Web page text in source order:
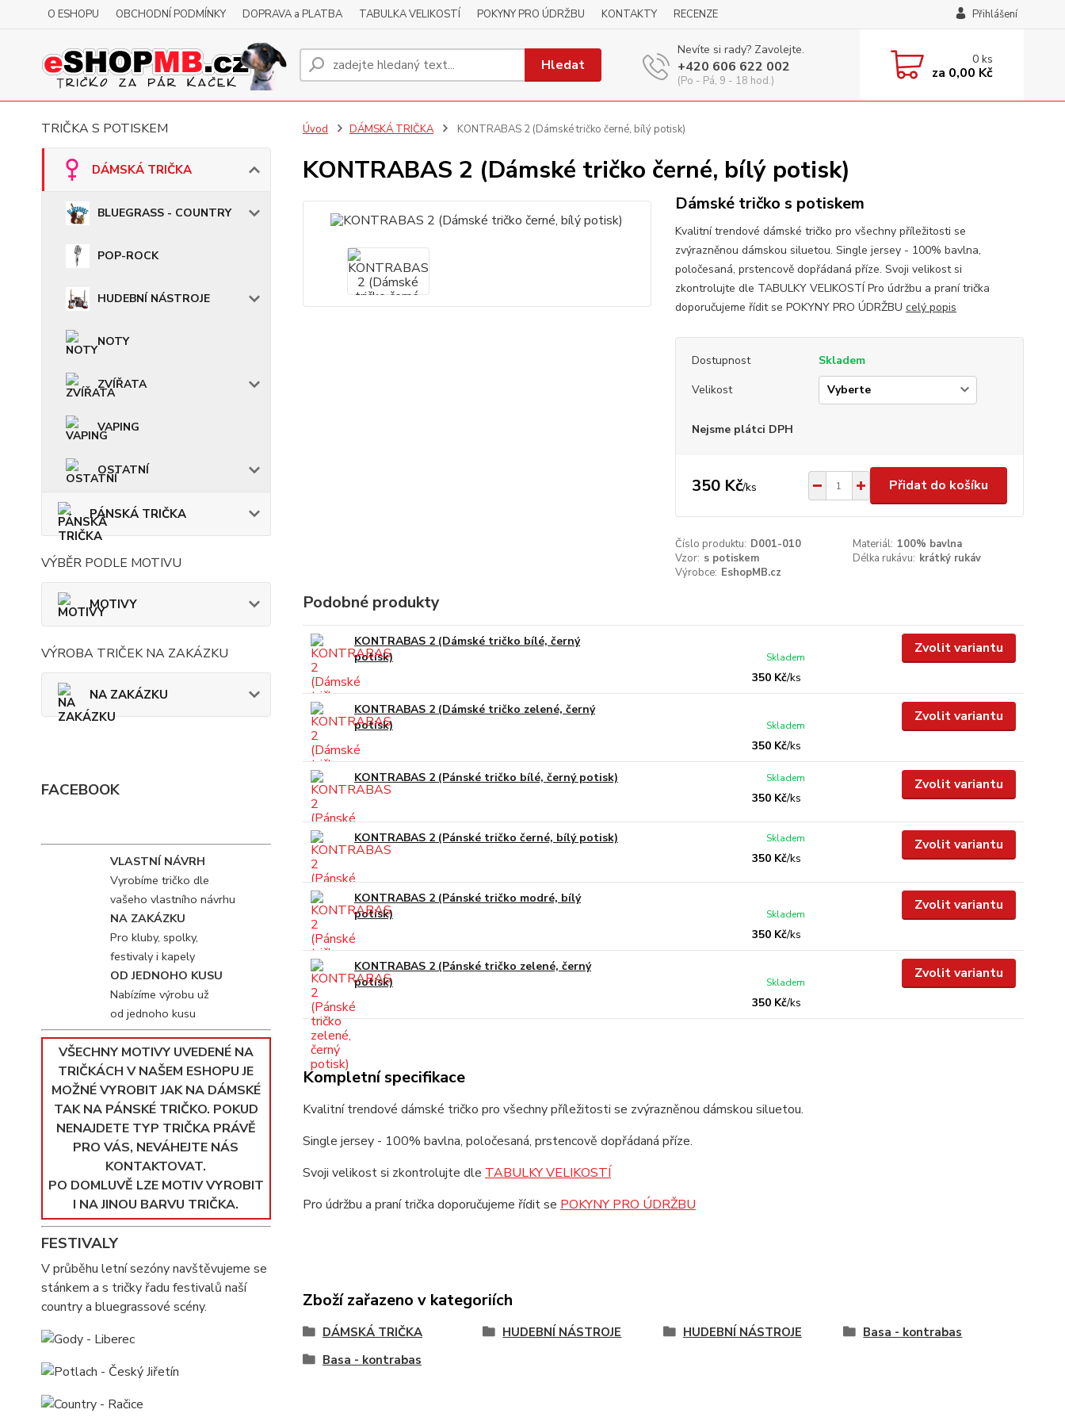
O ESHOPU OBCHODNÍ PODMÍNKY DOPRAVA a PLATBA TABULKA VELIKOSTÍ POKYNY PRO ÚDRŽBU KONTAKTY RECENZE Přihlášení
Hledat
Nevíte si rady? Zavolejte.
+420 606 622 002
(Po - Pá, 9 - 18 hod.)
0ks
za 0,00 Kč
TRIČKA S POTISKEM
DÁMSKÁ TRIČKA
BLUEGRASS - COUNTRY
POP-ROCK
HUDEBNÍ NÁSTROJE
NOTY
ZVÍŘATA
VAPING
OSTATNÍ
PÁNSKÁ TRIČKA
VÝBĚR PODLE MOTIVU
MOTIVY
VÝROBA TRIČEK NA ZAKÁZKU
NA ZAKÁZKU
FACEBOOK
VLASTNÍ NÁVRH
Vyrobíme tričko dle
vašeho vlastního návrhu
NA ZAKÁZKU
Pro kluby, spolky,
festivaly i kapely
OD JEDNOHO KUSU
Nabízíme výrobu už
od jednoho kusu
VŠECHNY MOTIVY UVEDENÉ NA
TRIČKÁCH V NAŠEM ESHOPU JE
MOŽNÉ VYROBIT JAK NA DÁMSKÉ
TAK NA PÁNSKÉ TRIČKO. POKUD
NENAJDETE TYP TRIČKA PRÁVĚ
PRO VÁS, NEVÁHEJTE NÁS
KONTAKTOVAT.
PO DOMLUVĚ LZE MOTIV VYROBIT
I NA JINOU BARVU TRIČKA.
FESTIVALY
V průběhu letní sezóny navštěvujeme se
stánkem a s tričky řadu festivalů naší
country a bluegrassové scény.
Úvod DÁMSKÁ TRIČKA KONTRABAS 2 (Dámské tričko černé, bílý potisk)
KONTRABAS 2 (Dámské tričko černé, bílý potisk)
Dámské tričko s potiskem
Kvalitní trendové dámské tričko pro všechny příležitosti se
zvýrazněnou dámskou siluetou. Single jersey - 100% bavlna,
poločesaná, prstencově dopřádaná příze. Svoji velikost si
zkontrolujte dle TABULKY VELIKOSTÍ Pro údržbu a praní trička
doporučujeme řídit se POKYNY PRO ÚDRŽBU celý popis
Dostupnost
Skladem
Velikost
Nejsme plátci DPH
350 Kč/ks Přidat do košíku
Číslo produktu: D001-010 Materiál: 100% bavlna
Vzor: s potiskem Délka rukávu: krátký rukáv
Výrobce: EshopMB.cz
Podobné produkty
KONTRABAS 2 (Dámské tričko bílé, černý
potisk)
350 Kč/ks
Skladem
Zvolit variantu
KONTRABAS 2 (Dámské tričko zelené, černý
potisk)
350 Kč/ks
Skladem
Zvolit variantu
KONTRABAS 2 (Pánské tričko bílé, černý potisk)
350 Kč/ks
Skladem Zvolit variantu
KONTRABAS 2 (Pánské tričko černé, bílý potisk)
350 Kč/ks
Skladem Zvolit variantu
KONTRABAS 2 (Pánské tričko modré, bílý
potisk)
350 Kč/ks
Skladem
Zvolit variantu
KONTRABAS 2 (Pánské tričko zelené, černý
potisk)
350 Kč/ks
Skladem
Zvolit variantu
Kompletní specifikace
Kvalitní trendové dámské tričko pro všechny příležitosti se zvýrazněnou dámskou siluetou.
Single jersey - 100% bavlna, poločesaná, prstencově dopřádaná příze.
Svoji velikost si zkontrolujte dle TABULKY VELIKOSTÍ
Pro údržbu a praní trička doporučujeme řídit se POKYNY PRO ÚDRŽBU
Zboží zařazeno v kategoriích
DÁMSKÁ TRIČKA HUDEBNÍ NÁSTROJE HUDEBNÍ NÁSTROJE
Basa - kontrabas
Basa - kontrabas